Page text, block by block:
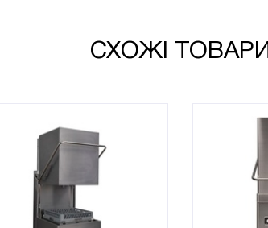
СХОЖІ ТОВАРИ